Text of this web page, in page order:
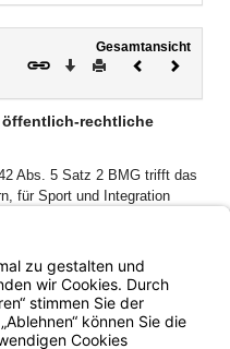
Gesamtansicht
Download
DruckenVorheriges
rechtliche
Abs. 5 Satz 2 BMG trifft das
für Sport und Integration
Daten über die Begründung